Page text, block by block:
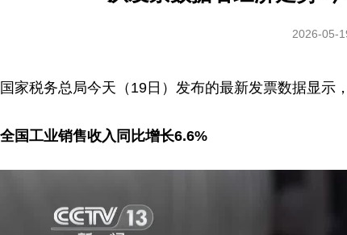
2026-05-
国家税务总局今天（19日）发布的最新发票数据显示
全国工业销售收入同比增长6.6%